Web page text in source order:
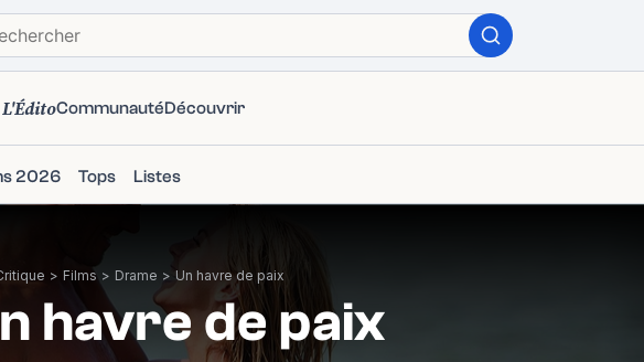
L'ÉditoCommunautéDécouvrir
2026 Tops Listes
> Films > Drame > Un havre de paix
havre de paix